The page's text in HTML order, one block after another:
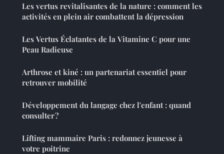
Les vertus revitalisantes de la nature : comment les
activités en plein air combattent la dépression
Les Vertus Éclatantes de la Vitamine C pour une
Peau Radieuse
Arthrose et kiné : un partenariat essentiel pour
retrouver mobilité
Développement du langage chez l'enfant : quand
consulter ?
Lifting mammaire Paris : redonnez jeunesse à
votre poitrine